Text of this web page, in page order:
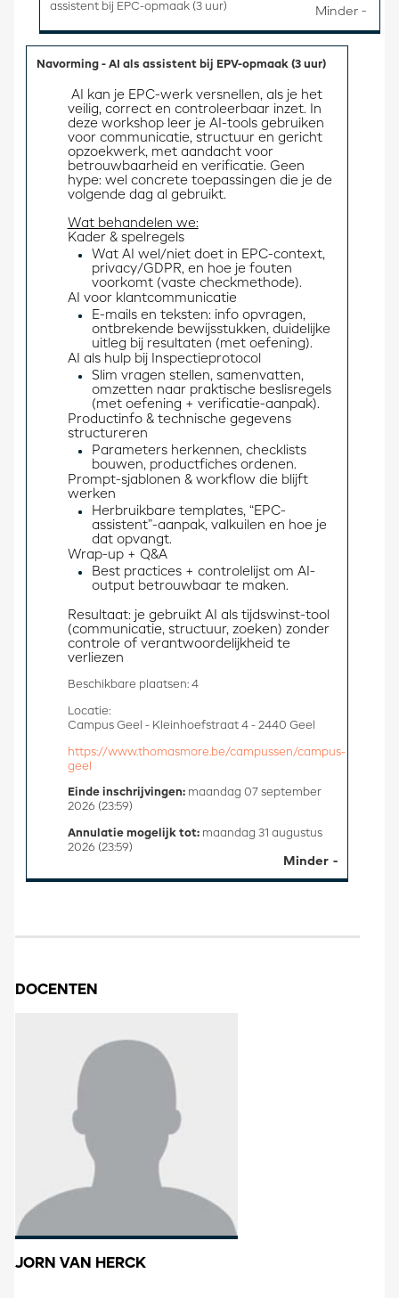
assistent bij EPC-opmaak (3 uur)
Navorming - AI als assistent bij EPV-opmaak (3 uur)
Minder
AI kan je EPC-werk versnellen, als je het
veilig, correct en controleerbaar inzet. In
deze workshop leer je AI-tools gebruiken
voor communicatie, structuur en gericht
opzoekwerk, met aandacht voor
betrouwbaarheid en verificatie. Geen
hype: wel concrete toepassingen die je de
volgende dag al gebruikt.
Wat behandelen we:
Kader & spelregels
Wat AI wel/niet doet in EPC-context,
privacy/GDPR, en hoe je fouten
voorkomt (vaste checkmethode).
AI voor klantcommunicatie
E-mails en teksten: info opvragen,
ontbrekende bewijsstukken, duidelijke
uitleg bij resultaten (met oefening).
AI als hulp bij Inspectieprotocol
Slim vragen stellen, samenvatten,
omzetten naar praktische beslisregels
(met oefening + verificatie-aanpak).
Productinfo & technische gegevens
structureren
Parameters herkennen, checklists
bouwen, productfiches ordenen.
Prompt-sjablonen & workflow die blijft
werken
Herbruikbare templates, “EPC-
assistent”-aanpak, valkuilen en hoe je
dat opvangt.
Wrap-up + Q&A
Best practices + controlelijst om AI-
output betrouwbaar te maken.
Resultaat: je gebruikt AI als tijdswinst-tool
(communicatie, structuur, zoeken) zonder
controle of verantwoordelijkheid te
verliezen
Beschikbare plaatsen: 4
Locatie:
Campus Geel - Kleinhoefstraat 4 - 2440 Geel
https://www.thomasmore.be/campussen/campus-
geel
Einde inschrijvingen: maandag 07 september
2026 (23:59)
Annulatie mogelijk tot: maandag 31 augustus
2026 (23:59)
DOCENTEN
JORN VAN HERCK